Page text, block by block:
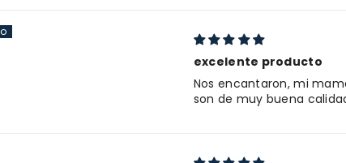
excelente producto
Nos encantaron, mi
son de muy buena